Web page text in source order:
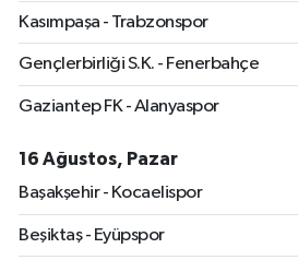
Kasımpaşa - Trabzonspor
Gençlerbirliği S.K. - Fenerbahçe
Gaziantep FK - Alanyaspor
16 Ağustos, Pazar
Başakşehir - Kocaelispor
Beşiktaş - Eyüpspor